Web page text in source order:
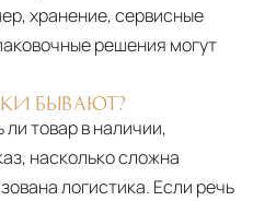
хранение, сервисные
решения могут
БЫВАЮТ?
ли товар в наличии,
насколько сложна
логистика. Если речь